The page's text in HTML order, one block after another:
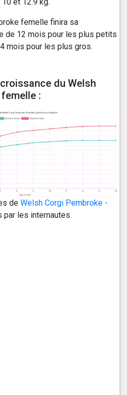
femelle finira sa
de 12 mois pour les plus petits
mois pour les plus gros.
du Welsh
:
de Welsh Corgi Pembroke -
par les internautes.